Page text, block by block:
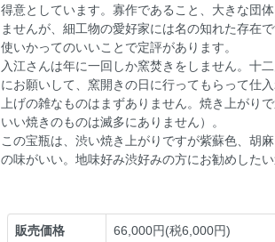
得意としています。寡作であること、大きな団
ませんが、細工物の愛好家には名の知れた存在
使いかってのいいことで定評があります。
入江さんは年に一回しか窯焚きをしません。十
にお願いして、窯開きの日に行ってもらって仕
上げの雑なものはまずありません。焼き上がり
いい焼きのものは滅多にありません）。
この宝瓶は、渋い焼き上がりですが紫蘇色、胡
の味がいい。地味好み渋好みの方にお勧めしたい
販売価格 66,000円(税6,000円)